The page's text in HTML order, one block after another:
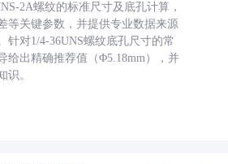
2A螺纹的标准尺寸及底孔计算，
等关键参数，并提供专业数据来源
针对1/4-36UNS螺纹底孔尺寸的常
给出精确推荐值（Φ5.18mm），并
识。